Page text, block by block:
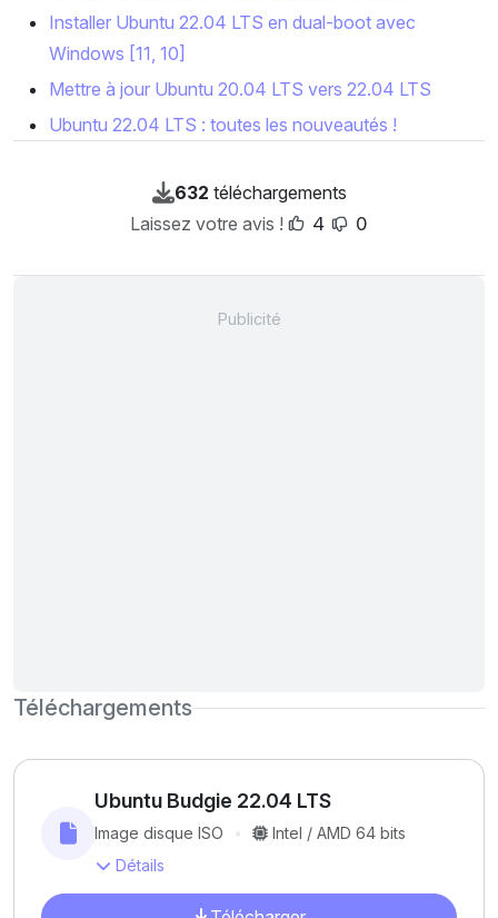
Installer Ubuntu 22.04 LTS en dual-boot avec
Windows [11, 10]
Mettre à jour Ubuntu 20.04 LTS vers 22.04 LTS
Ubuntu 22.04 LTS : toutes les nouveautés !
632 téléchargements
Laissez votre avis !
4 0
Téléchargements
Ubuntu Budgie 22.04 LTS
Image disque ISO
Intel / AMD 64 bits
Détails